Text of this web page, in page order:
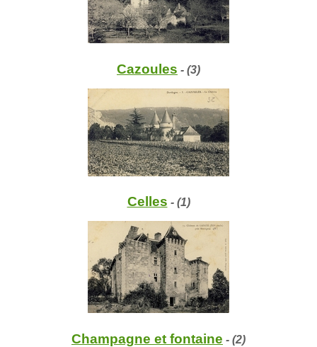
Cazoules - (3)
Celles - (1)
Champagne et fontaine - (2)